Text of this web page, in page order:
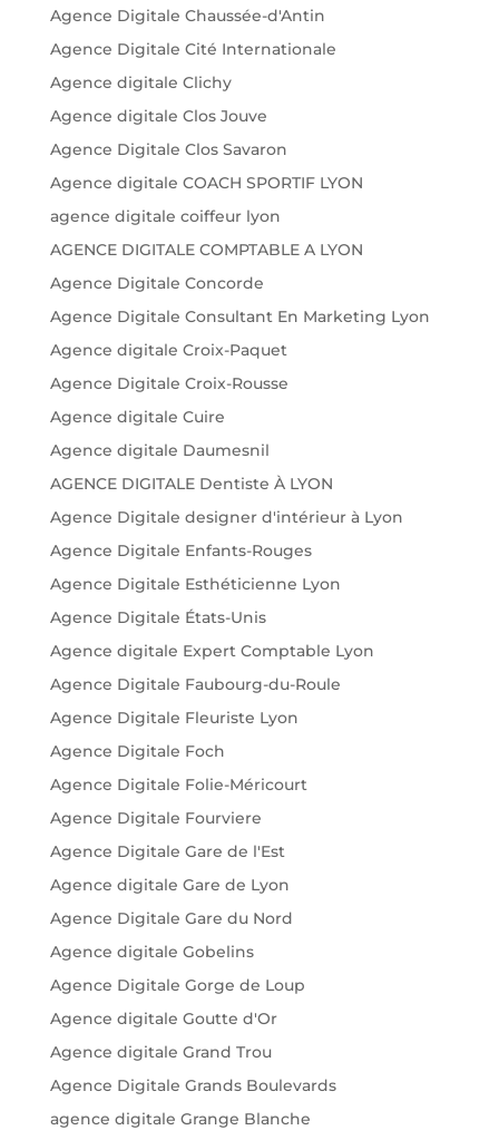
Agence Digitale Chaussée-d'Antin
Agence Digitale Cité Internationale
Agence digitale Clichy
Agence digitale Clos Jouve
Agence Digitale Clos Savaron
Agence digitale COACH SPORTIF LYON
agence digitale coiffeur lyon
AGENCE DIGITALE COMPTABLE A LYON
Agence Digitale Concorde
Agence Digitale Consultant En Marketing Lyon
Agence digitale Croix-Paquet
Agence Digitale Croix-Rousse
Agence digitale Cuire
Agence digitale Daumesnil
AGENCE DIGITALE Dentiste À LYON
Agence Digitale designer d'intérieur à Lyon
Agence Digitale Enfants-Rouges
Agence Digitale Esthéticienne Lyon
Agence Digitale États-Unis
Agence digitale Expert Comptable Lyon
Agence Digitale Faubourg-du-Roule
Agence Digitale Fleuriste Lyon
Agence Digitale Foch
Agence Digitale Folie-Méricourt
Agence Digitale Fourviere
Agence Digitale Gare de l'Est
Agence digitale Gare de Lyon
Agence Digitale Gare du Nord
Agence digitale Gobelins
Agence Digitale Gorge de Loup
Agence digitale Goutte d'Or
Agence digitale Grand Trou
Agence Digitale Grands Boulevards
agence digitale Grange Blanche